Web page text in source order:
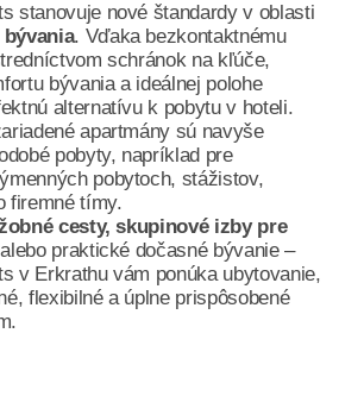
stanovuje nové štandardy v oblasti
. Vďaka bezkontaktnému
schránok na kľúče,
bývania a ideálnej polohe
alternatívu k pobytu v hoteli.
apartmány sú navyše
pobyty, napríklad pre
pobytoch, stážistov,
firemné tímy.
cesty, skupinové izby pre
praktické dočasné bývanie –
v Erkrathu vám ponúka ubytovanie,
flexibilné a úplne prispôsobené